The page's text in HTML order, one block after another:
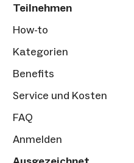
Teilnehmen
How-to
Kategorien
Benefits
Service und Kosten
FAQ
Anmelden